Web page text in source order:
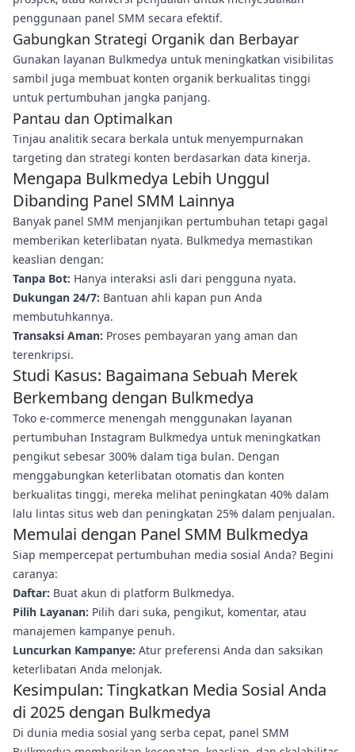
penggunaan panel SMM secara efektif.
Gabungkan Strategi Organik dan Berbayar
Gunakan layanan Bulkmedya untuk meningkatkan visibilitas
sambil juga membuat konten organik berkualitas tinggi
untuk pertumbuhan jangka panjang.
Pantau dan Optimalkan
Tinjau analitik secara berkala untuk menyempurnakan
targeting dan strategi konten berdasarkan data kinerja.
Mengapa Bulkmedya Lebih Unggul
Dibanding Panel SMM Lainnya
Banyak panel SMM menjanjikan pertumbuhan tetapi gagal
memberikan keterlibatan nyata. Bulkmedya memastikan
keaslian dengan:
Tanpa Bot: Hanya interaksi asli dari pengguna nyata.
Dukungan 24/7: Bantuan ahli kapan pun Anda
membutuhkannya.
Transaksi Aman: Proses pembayaran yang aman dan
terenkripsi.
Studi Kasus: Bagaimana Sebuah Merek
Berkembang dengan Bulkmedya
Toko e-commerce menengah menggunakan layanan
pertumbuhan Instagram Bulkmedya untuk meningkatkan
pengikut sebesar 300% dalam tiga bulan. Dengan
menggabungkan keterlibatan otomatis dan konten
berkualitas tinggi, mereka melihat peningkatan 40% dalam
lalu lintas situs web dan peningkatan 25% dalam penjualan.
Memulai dengan Panel SMM Bulkmedya
Siap mempercepat pertumbuhan media sosial Anda? Begini
caranya:
Daftar: Buat akun di platform Bulkmedya.
Pilih Layanan: Pilih dari suka, pengikut, komentar, atau
manajemen kampanye penuh.
Luncurkan Kampanye: Atur preferensi Anda dan saksikan
keterlibatan Anda melonjak.
Kesimpulan: Tingkatkan Media Sosial Anda
di 2025 dengan Bulkmedya
Di dunia media sosial yang serba cepat, panel SMM